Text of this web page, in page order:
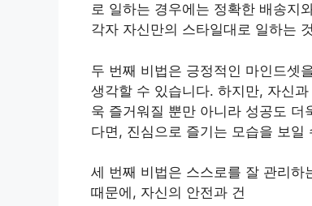
로 일하는 경우에는 정확한 배송지
각자 자신만의 스타일대로 일하는
두 번째 비법은 긍정적인 마인드셋
생각할 수 있습니다. 하지만, 자신
욱 즐거워질 뿐만 아니라 성공도
다면, 진심으로 즐기는 모습을 보일
세 번째 비법은 스스로를 잘 관리하
때문에, 자신의 안전과 건